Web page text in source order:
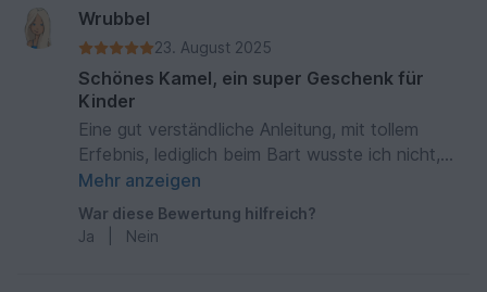
Wrubbel
23. August 2025
Schönes Kamel, ein super Geschenk für
Kinder
Eine gut verständliche Anleitung, mit tollem
Erfebnis, lediglich beim Bart wusste ich nicht,
wie das gemeint ist und habe den runden
Flecken einfach oben auf den Kopf gesetzt und
noch zusätzliche Haare drangeknüpft. Als Bart
Mehr anzeigen
War diese Bewertung hilfreich?
Ja
Nein